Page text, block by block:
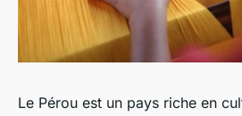
Le Pérou est un pays riche en